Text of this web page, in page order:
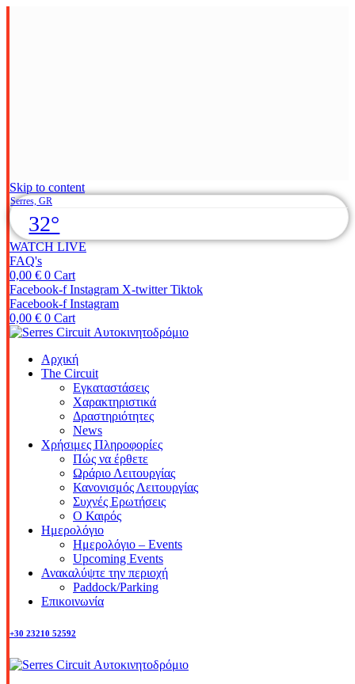
Skip to content
Serres, GR
32°
WATCH LIVE
FAQ's
0,00 € 0 Cart
Facebook-f Instagram X-twitter Tiktok
Facebook-f Instagram
0,00 € 0 Cart
Αρχική
The Circuit
Εγκαταστάσεις
Χαρακτηριστικά
Δραστηριότητες
News
Χρήσιμες Πληροφορίες
Πώς να έρθετε
Ωράριο Λειτουργίας
Κανονισμός Λειτουργίας
Συχνές Ερωτήσεις
Ο Καιρός
Ημερολόγιο
Ημερολόγιο – Events
Upcoming Events
Ανακαλύψτε την περιοχή
Paddock/Parking
Επικοινωνία
+30 23210 52592